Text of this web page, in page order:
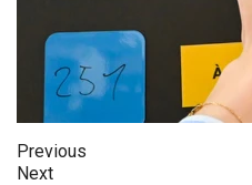
Previous
Next